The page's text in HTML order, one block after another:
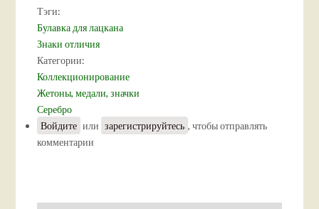
Тэги:
Булавка для лацкана
Знаки отличия
Категории:
Коллекционирование
Жетоны, медали, значки
Серебро
Войдите или зарегистрируйтесь , чтобы отправлять
комментарии